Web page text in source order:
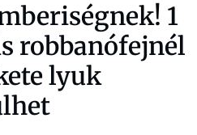
1
robbanófejnél
lyuk